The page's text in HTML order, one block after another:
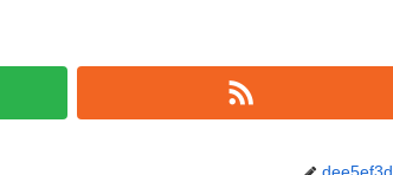
dee5ef3d